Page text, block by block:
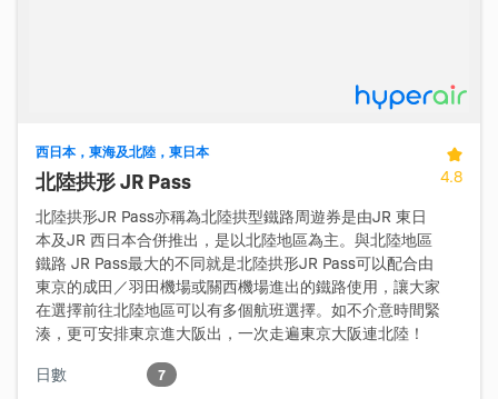
西日本，東海及北陸，東日本
北陸拱形 JR Pass
北陸拱形JR Pass亦稱為北陸拱型鐵路周遊券是由JR 東日
本及JR 西日本合併推出，是以北陸地區為主。與北陸地區
鐵路 JR Pass最大的不同就是北陸拱形JR Pass可以配合由
東京的成田／羽田機場或關西機場進出的鐵路使用，讓大家
在選擇前往北陸地區可以有多個航班選擇。如不介意時間緊
湊，更可安排東京進大阪出，一次走遍東京大阪連北陸！
日數
7
4.8